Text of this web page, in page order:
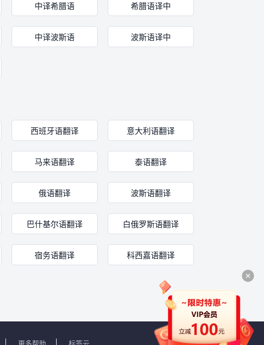
中译希腊语 希腊语译中
中译波斯语 波斯语译中
西班牙语翻译 意大利语翻译
马来语翻译 泰语翻译
俄语翻译 波斯语翻译
巴什基尔语翻译 白俄罗斯语翻译
宿务语翻译 科西嘉语翻译